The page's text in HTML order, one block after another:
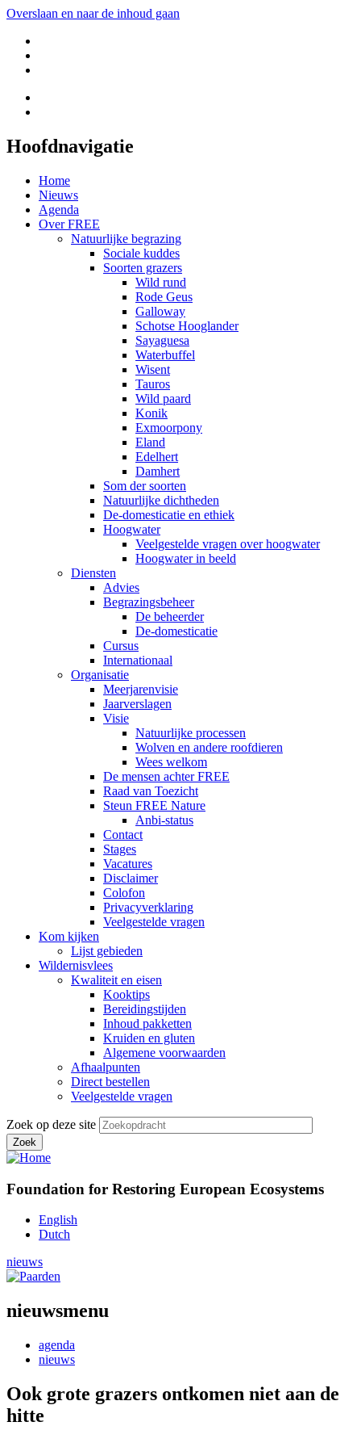
Overslaan en naar de inhoud gaan
Hoofdnavigatie
Home
Nieuws
Agenda
Over FREE
Natuurlijke begrazing
Sociale kuddes
Soorten grazers
Wild rund
Rode Geus
Galloway
Schotse Hooglander
Sayaguesa
Waterbuffel
Wisent
Tauros
Wild paard
Konik
Exmoorpony
Eland
Edelhert
Damhert
Som der soorten
Natuurlijke dichtheden
De-domesticatie en ethiek
Hoogwater
Veelgestelde vragen over hoogwater
Hoogwater in beeld
Diensten
Advies
Begrazingsbeheer
De beheerder
De-domesticatie
Cursus
Internationaal
Organisatie
Meerjarenvisie
Jaarverslagen
Visie
Natuurlijke processen
Wolven en andere roofdieren
Wees welkom
De mensen achter FREE
Raad van Toezicht
Steun FREE Nature
Anbi-status
Contact
Stages
Vacatures
Disclaimer
Colofon
Privacyverklaring
Veelgestelde vragen
Kom kijken
Lijst gebieden
Wildernisvlees
Kwaliteit en eisen
Kooktips
Bereidingstijden
Inhoud pakketten
Kruiden en gluten
Algemene voorwaarden
Afhaalpunten
Direct bestellen
Veelgestelde vragen
Zoek op deze site
Foundation for Restoring European Ecosystems
English
Dutch
nieuws
nieuwsmenu
agenda
nieuws
Ook grote grazers ontkomen niet aan de
hitte